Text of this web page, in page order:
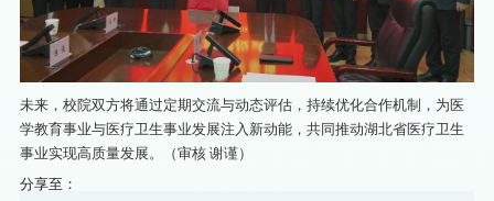
未来，校院双方将通过定期交流与动态评估，持续优化合作机制，为医
学教育事业与医疗卫生事业发展注入新动能，共同推动湖北省医疗卫生
事业实现高质量发展。（审核 谢谨）
分享至：